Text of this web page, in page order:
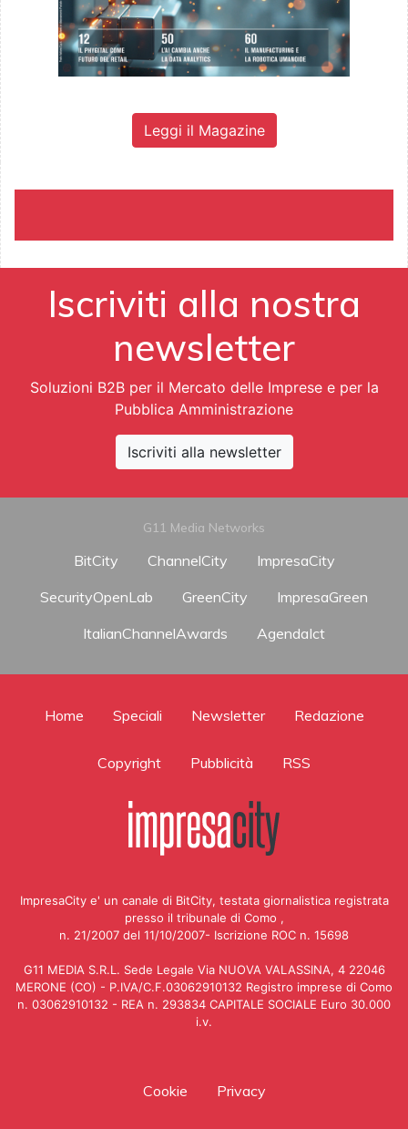
Leggi il Magazine
Iscriviti alla nostra
newsletter
Soluzioni B2B per il Mercato delle Imprese e per la
Pubblica Amministrazione
Iscriviti alla newsletter
G11 Media Networks
BitCity ChannelCity
ImpresaCity
SecurityOpenLab
GreenCity
ImpresaGreen
ItalianChannelAwards
AgendaIct
Home Speciali Newsletter Redazione
Copyright Pubblicità RSS
ImpresaCity e' un canale di BitCity, testata giornalistica registrata
presso il tribunale di Como ,
n. 21/2007 del 11/10/2007- Iscrizione ROC n. 15698
G11 MEDIA S.R.L. Sede Legale Via NUOVA VALASSINA, 4 22046
MERONE (CO) - P.IVA/C.F.03062910132 Registro imprese di Como
n. 03062910132 - REA n. 293834 CAPITALE SOCIALE Euro 30.000
i.v.
Cookie Privacy